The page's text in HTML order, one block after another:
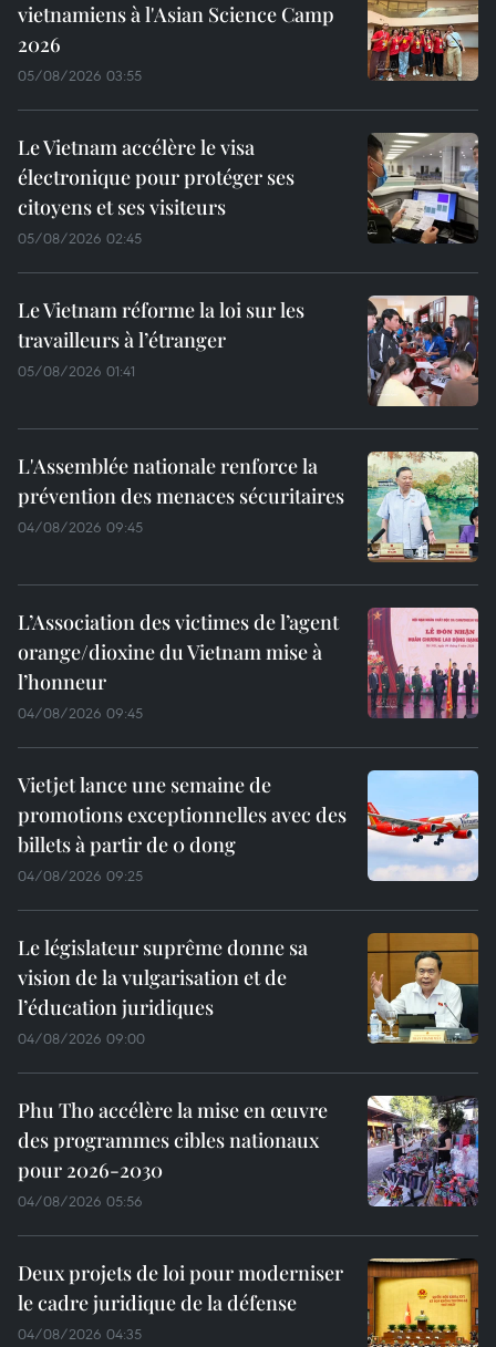
vietnamiens à l'Asian Science Camp
2026
05/08/2026 03:55
Le Vietnam accélère le visa
électronique pour protéger ses
citoyens et ses visiteurs
05/08/2026 02:45
Le Vietnam réforme la loi sur les
travailleurs à l’étranger
05/08/2026 01:41
L'Assemblée nationale renforce la
prévention des menaces sécuritaires
04/08/2026 09:45
L’Association des victimes de l’agent
orange/dioxine du Vietnam mise à
l’honneur
04/08/2026 09:45
Vietjet lance une semaine de
promotions exceptionnelles avec des
billets à partir de 0 dong
04/08/2026 09:25
Le législateur suprême donne sa
vision de la vulgarisation et de
l’éducation juridiques
04/08/2026 09:00
Phu Tho accélère la mise en œuvre
des programmes cibles nationaux
pour 2026-2030
04/08/2026 05:56
Deux projets de loi pour moderniser
le cadre juridique de la défense
04/08/2026 04:35